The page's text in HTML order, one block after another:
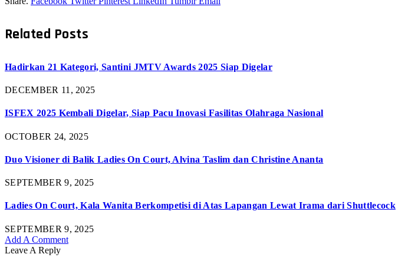
Related Posts
Hadirkan 21 Kategori, Santini JMTV Awards 2025 Siap Digelar
DECEMBER 11, 2025
ISFEX 2025 Kembali Digelar, Siap Pacu Inovasi Fasilitas Olahraga Nasional
OCTOBER 24, 2025
Duo Visioner di Balik Ladies On Court, Alvina Taslim dan Christine Ananta
SEPTEMBER 9, 2025
Ladies On Court, Kala Wanita Berkompetisi di Atas Lapangan Lewat Irama dari Shuttlecock
SEPTEMBER 9, 2025
Add A Comment
Leave A Reply